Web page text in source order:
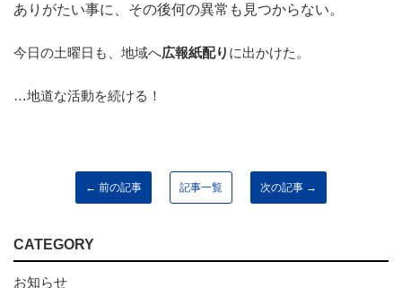
ありがたい事に、その後何の異常も見つからない。
今日の土曜日も、地域へ広報紙配り に出かけた。
…地道な活動を続ける！
← 前の記事 記事一覧 次の記事 →
CATEGORY
お知らせ